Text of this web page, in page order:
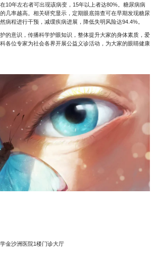
10年左右者可出现该病变，15年以上者达80%。糖尿病病
几率越高。相关研究显示，定期眼底筛查可在早期发现糖尿
病程进行干预，减缓疾病进展，降低失明风险达94.4%。
意识，传播科学护眼知识，整体提升大家的身体素质，爱
各位专家为社会各界开展公益义诊活动，为大家的眼睛健康
沙洲医院1楼门诊大厅